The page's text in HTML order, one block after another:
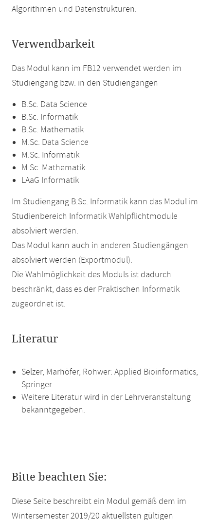
Algorithmen und Datenstrukturen.
Verwendbarkeit
Das Modul kann im FB12 verwendet werden im
Studiengang bzw. in den Studiengängen
B.Sc. Data Science
B.Sc. Informatik
B.Sc. Mathematik
M.Sc. Data Science
M.Sc. Informatik
M.Sc. Mathematik
LAaG Informatik
Im Studiengang B.Sc. Informatik kann das Modul im
Studienbereich Informatik Wahlpflichtmodule
absolviert werden.
Das Modul kann auch in anderen Studiengängen
absolviert werden (Exportmodul).
Die Wahlmöglichkeit des Moduls ist dadurch
beschränkt, dass es der Praktischen Informatik
zugeordnet ist.
Literatur
Selzer, Marhöfer, Rohwer: Applied Bioinformatics,
Springer
Weitere Literatur wird in der Lehrveranstaltung
bekanntgegeben.
Bitte beachten Sie:
Diese Seite beschreibt ein Modul gemäß dem im
Wintersemester 2019/20 aktuellsten gültigen